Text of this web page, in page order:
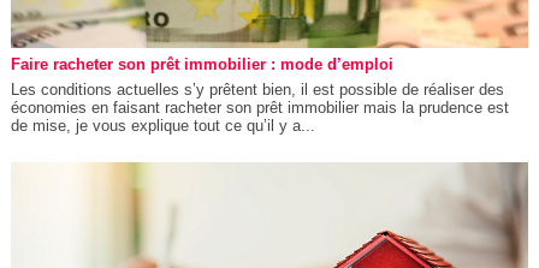
Faire racheter son prêt immobilier : mode d’emploi
Les conditions actuelles s’y prêtent bien, il est possible de réaliser des
économies en faisant racheter son prêt immobilier mais la prudence est
de mise, je vous explique tout ce qu’il y a...